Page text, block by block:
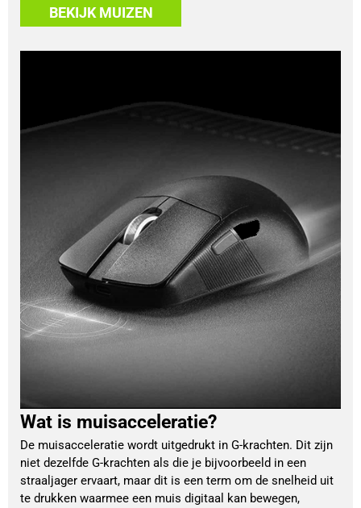
BEKIJK MUIZEN
Wat is muisacceleratie?
De muisacceleratie wordt uitgedrukt in G-krachten. Dit zijn
niet dezelfde G-krachten als die je bijvoorbeeld in een
straaljager ervaart, maar dit is een term om de snelheid uit
te drukken waarmee een muis digitaal kan bewegen,